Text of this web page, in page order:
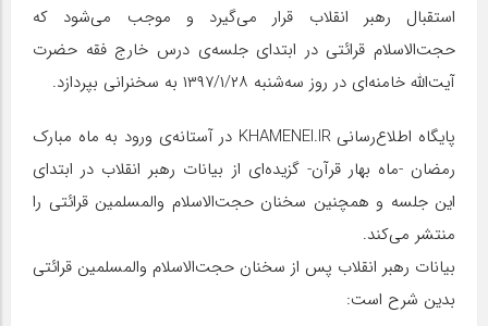
استقبال رهبر انقلاب قرار می‌گیرد و موجب می‌شود که
حجت‌الاسلام قرائتی در ابتدای جلسه‌ی درس خارج فقه حضرت
آیت‌الله خامنه‌ای در روز سه‌شنبه ۱۳۹۷/۱/۲۸ به سخنرانی بپردازد.
پایگاه اطلاع‌رسانی KHAMENEI.IR در آستانه‌ی ورود به ماه مبارک
رمضان -ماه بهار قرآن- گزیده‌ای از بیانات رهبر انقلاب در ابتدای
این جلسه و همچنین سخنان حجت‌الاسلام والمسلمین قرائتی را
منتشر می‌کند.
بیانات رهبر انقلاب پس از سخنان حجت‌الاسلام والمسلمین قرائتی
بدین شرح است: